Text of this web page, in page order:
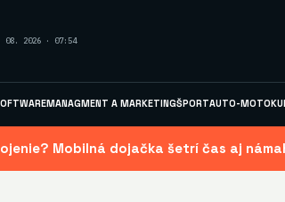
08. 2026 · 07:54
MANAGMENT A MARKETINGŠPORTAUTO-MOTO
Mobilná dojačka šetrí čas aj